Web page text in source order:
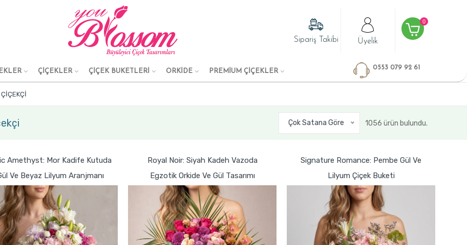
Sipariş Takibi Üyelik
0
ÇİÇEKLER ÇİÇEK BUKETLERİ ORKİDE PREMİUM ÇİÇEKLER
0553 079 92 61
Çok Satana Göre 1056 ürün bulundu.
Amethyst: Mor Kadife Kutuda
Ve Beyaz Lilyum Aranjmanı
Royal Noir: Siyah Kadeh Vazoda
Egzotik Orkide Ve Gül Tasarımı
Signature Romance: Pembe Gül Ve
Lilyum Çiçek Buketi